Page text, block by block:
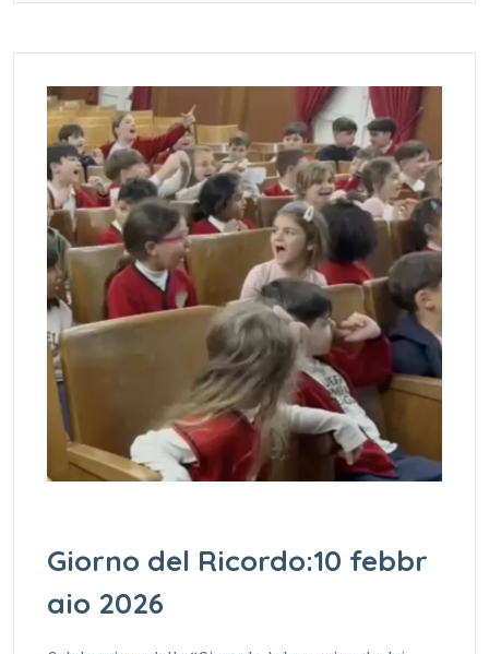
Giorno del Ricordo:10 febbr
aio 2026